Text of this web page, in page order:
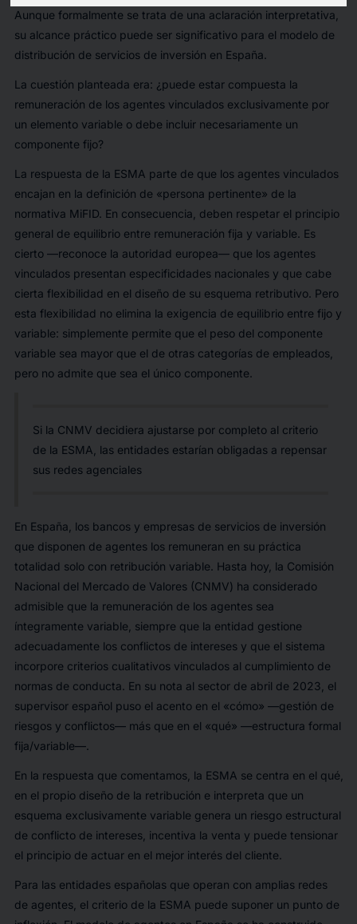
Aunque formalmente se trata de una aclaración interpretativa,
su alcance práctico puede ser significativo para el modelo de
distribución de servicios de inversión en España.
La cuestión planteada era: ¿puede estar compuesta la
remuneración de los agentes vinculados exclusivamente por
un elemento variable o debe incluir necesariamente un
componente fijo?
La respuesta de la ESMA parte de que los agentes vinculados
encajan en la definición de «persona pertinente» de la
normativa MiFID. En consecuencia, deben respetar el principio
general de equilibrio entre remuneración fija y variable. Es
cierto —reconoce la autoridad europea— que los agentes
vinculados presentan especificidades nacionales y que cabe
cierta flexibilidad en el diseño de su esquema retributivo. Pero
esta flexibilidad no elimina la exigencia de equilibrio entre fijo y
variable: simplemente permite que el peso del componente
variable sea mayor que el de otras categorías de empleados,
pero no admite que sea el único componente.
Si la CNMV decidiera ajustarse por completo al criterio
de la ESMA, las entidades estarían obligadas a repensar
sus redes agenciales
En España, los bancos y empresas de servicios de inversión
que disponen de agentes los remuneran en su práctica
totalidad solo con retribución variable. Hasta hoy, la Comisión
Nacional del Mercado de Valores (CNMV) ha considerado
admisible que la remuneración de los agentes sea
íntegramente variable, siempre que la entidad gestione
adecuadamente los conflictos de intereses y que el sistema
incorpore criterios cualitativos vinculados al cumplimiento de
normas de conducta. En su nota al sector de abril de 2023, el
supervisor español puso el acento en el «cómo» —gestión de
riesgos y conflictos— más que en el «qué» —estructura formal
fija/variable—.
En la respuesta que comentamos, la ESMA se centra en el qué,
en el propio diseño de la retribución e interpreta que un
esquema exclusivamente variable genera un riesgo estructural
de conflicto de intereses, incentiva la venta y puede tensionar
el principio de actuar en el mejor interés del cliente.
Para las entidades españolas que operan con amplias redes
de agentes, el criterio de la ESMA puede suponer un punto de